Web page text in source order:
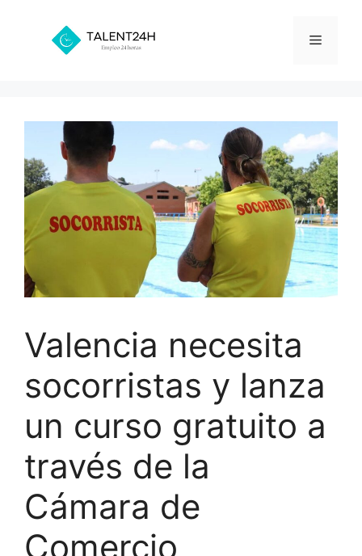
contenido
Menú
Valencia necesita
socorristas y lanza
un curso gratuito a
través de la
Cámara de
Comercio